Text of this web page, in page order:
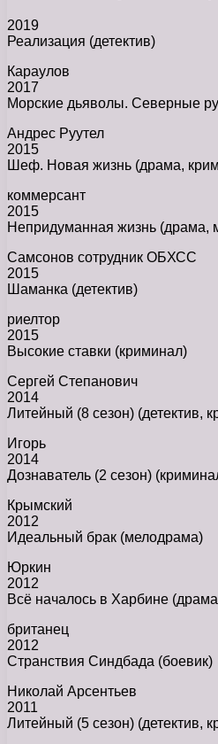
2019
Реализация (детектив)
Караулов
2017
Морские дьяволы. Северные
Андрес Руутел
2015
Шеф. Новая жизнь (драма,
коммерсант
2015
Непридуманная жизнь (драма,
Самсонов сотрудник ОБХСС
2015
Шаманка (детектив)
риелтор
2015
Высокие ставки (криминал)
Сергей Степанович
2014
Литейный (8 сезон) (детектив,
Игорь
2014
Дознаватель (2 сезон)
Крымский
2012
Идеальный брак (мелодрама)
Юркин
2012
Всё началось в Харбине
британец
2012
Странствия Синдбада (боевик)
Николай Арсентьев
2011
Литейный (5 сезон) (детектив,